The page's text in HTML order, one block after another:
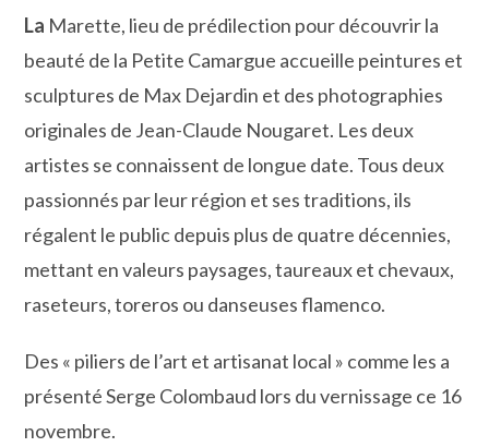
La Marette, lieu de prédilection pour découvrir la
beauté de la Petite Camargue accueille peintures et
sculptures de Max Dejardin et des photographies
originales de Jean-Claude Nougaret. Les deux
artistes se connaissent de longue date. Tous deux
passionnés par leur région et ses traditions, ils
régalent le public depuis plus de quatre décennies,
mettant en valeurs paysages, taureaux et chevaux,
raseteurs, toreros ou danseuses flamenco.
Des « piliers de l’art et artisanat local » comme les a
présenté Serge Colombaud lors du vernissage ce 16
novembre.